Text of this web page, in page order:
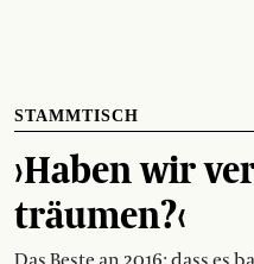
STAMMTISCH
›Haben wir
träumen?‹